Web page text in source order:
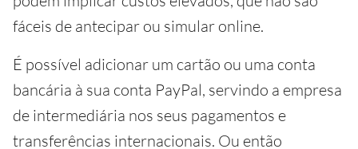
fáceis de antecipar ou simular online.
É possível adicionar um cartão ou uma conta
bancária à sua conta PayPal, servindo a empresa
de intermediária nos seus pagamentos e
transferências internacionais. Ou então